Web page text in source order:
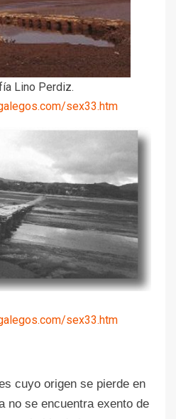
Lino Perdiz.
sex33.htm
sex33.htm
cuyo origen se pierde en
no se encuentra exento de